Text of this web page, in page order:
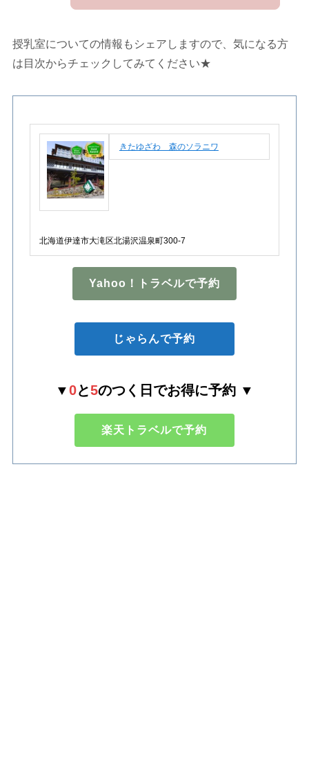
授乳室についての情報もシェアしますので、気になる方
は目次からチェックしてみてください★
きたゆざわ 森のソラニワ
北海道伊達市大滝区北湯沢温泉町300-7
Yahoo！トラベルで予約
じゃらんで予約
▼0と5のつく日でお得に予約 ▼
楽天トラベルで予約